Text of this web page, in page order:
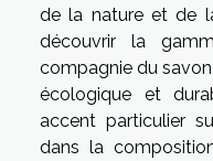
de la nature et de
découvrir la
compagnie du
écologique et
accent particulier
dans la